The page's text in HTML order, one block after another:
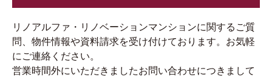
リノアルファ・リノベーションマンションに関するご質
問、物件情報や資料請求を受け付けております。お気軽
にご連絡ください。
営業時間外にいただきましたお問い合わせにつきまして